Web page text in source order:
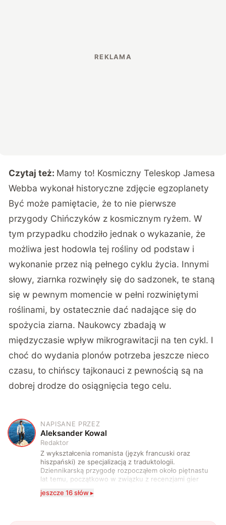
Czytaj też: Mamy to! Kosmiczny Teleskop Jamesa
Webba wykonał historyczne zdjęcie egzoplanety
Być może pamiętacie, że to nie pierwsze
przygody Chińczyków z kosmicznym ryżem. W
tym przypadku chodziło jednak o wykazanie, że
możliwa jest hodowla tej rośliny od podstaw i
wykonanie przez nią pełnego cyklu życia. Innymi
słowy, ziarnka rozwinęły się do sadzonek, te staną
się w pewnym momencie w pełni rozwiniętymi
roślinami, by ostatecznie dać nadające się do
spożycia ziarna. Naukowcy zbadają w
międzyczasie wpływ mikrograwitacji na ten cykl. I
choć do wydania plonów potrzeba jeszcze nieco
czasu, to chińscy tajkonauci z pewnością są na
dobrej drodze do osiągnięcia tego celu.
A
NAPISANE PRZEZ
Aleksander Kowal
Redaktor
Z wykształcenia romanista (język francuski oraz
hiszpański) ze specjalizacją z traduktologii.
Dziennikarską przygodę rozpocząłem około piętnastu
lat temu, początkowo w związku z recenzjami gier
komputerowych i filmów. Obecnie publikuję
zdecydowanie częściej na tematy związane z nauką
także uprawiać oraz oglądać sport.
jeszcze 16 słów ▸